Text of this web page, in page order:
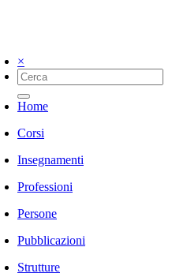
×
Home
Corsi
Insegnamenti
Professioni
Persone
Pubblicazioni
Strutture